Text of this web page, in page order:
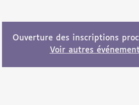
Ouverture des inscriptions
Voir autres